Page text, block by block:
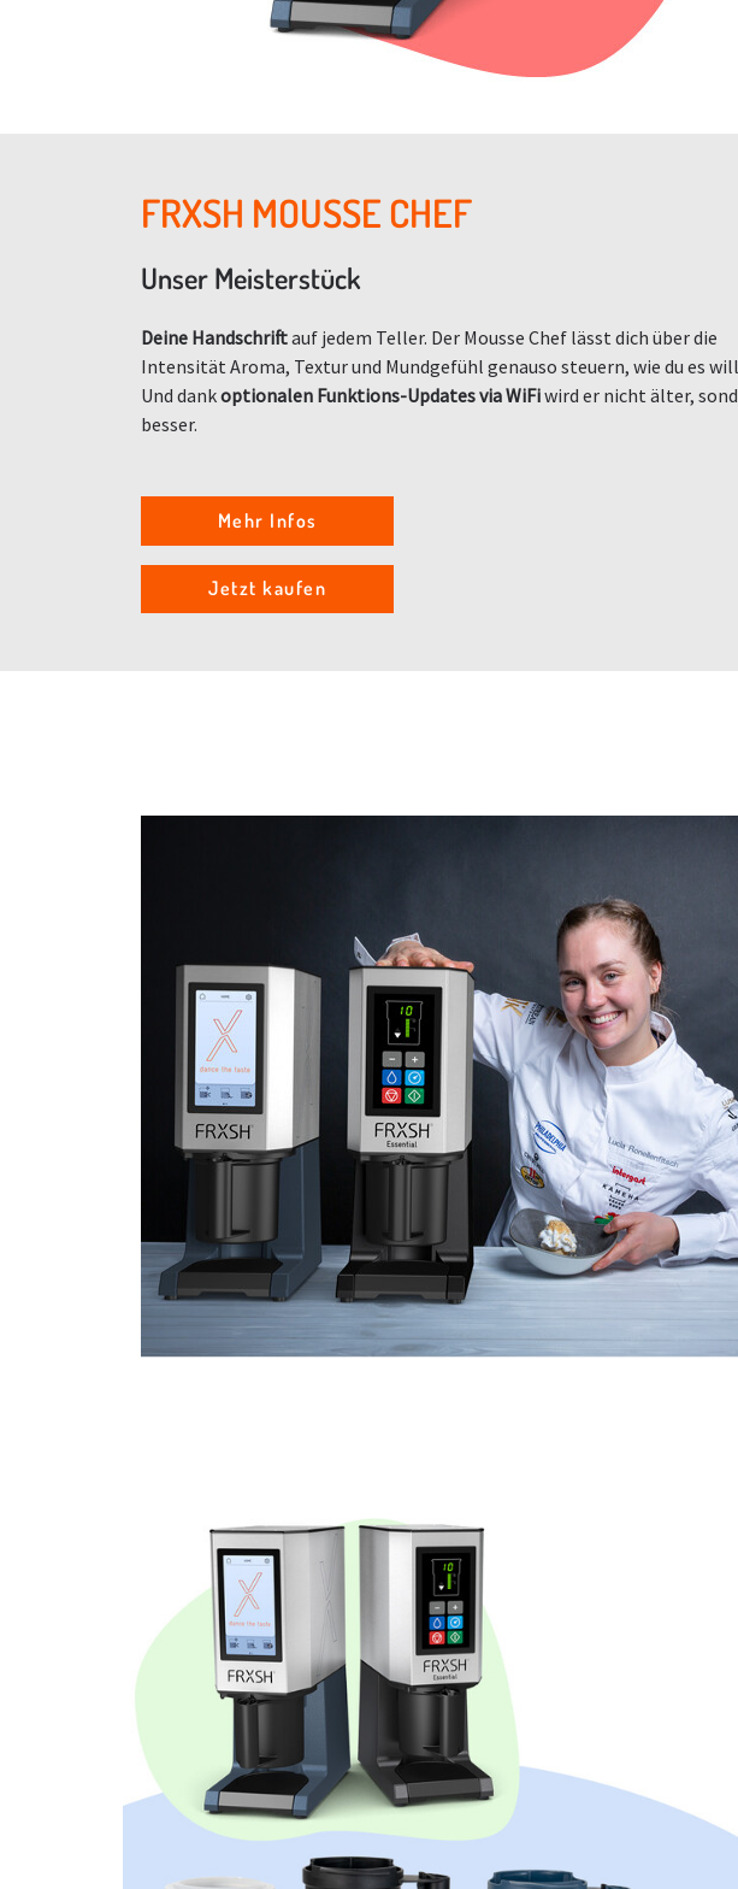
FRXSH MOUSSE CHEF
Unser Meisterstück
Deine Handschriftauf jedem Teller. Der Mousse Chef lässt dich über die
Intensität Aroma, Textur und Mundgefühl genauso steuern, wie du es
Und dankoptionalen Funktions-Updates via WiFiwird er nicht älter,
besser.
Mehr Infos
Jetzt kaufen